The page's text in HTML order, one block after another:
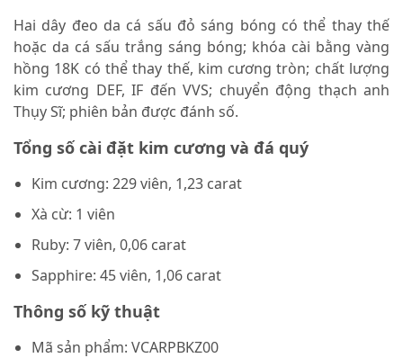
Hai dây đeo da cá sấu đỏ sáng bóng có thể thay thế
hoặc da cá sấu trắng sáng bóng; khóa cài bằng vàng
hồng 18K có thể thay thế, kim cương tròn; chất lượng
kim cương DEF, IF đến VVS; chuyển động thạch anh
Thụy Sĩ; phiên bản được đánh số.
Tổng số cài đặt kim cương và đá quý
Kim cương: 229 viên, 1,23 carat
Xà cừ: 1 viên
Ruby: 7 viên, 0,06 carat
Sapphire: 45 viên, 1,06 carat
Thông số kỹ thuật
Mã sản phẩm: VCARPBKZ00